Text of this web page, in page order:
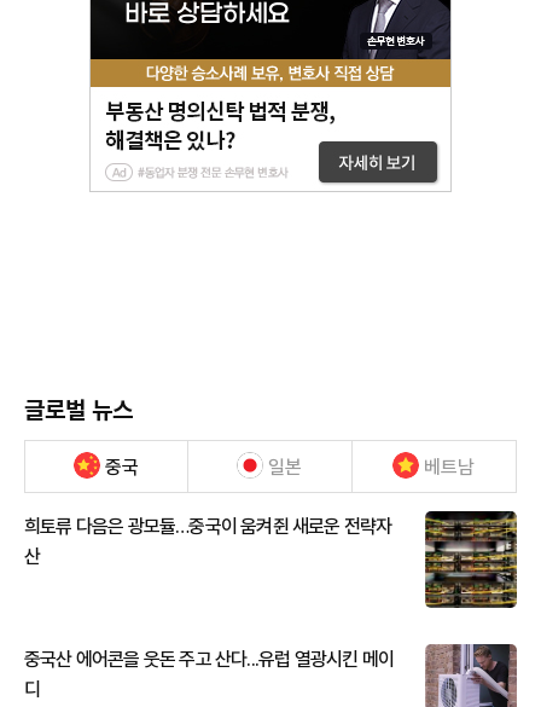
글로벌 뉴스
중국 일본 베트남
희토류 다음은 광모듈…중국이 움켜쥔 새로운 전략자
산
중국산 에어콘을 웃돈 주고 산다...유럽 열광시킨 메이
디